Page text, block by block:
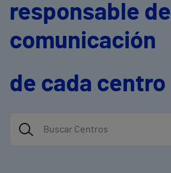
responsable de
comunicación
de cada centro